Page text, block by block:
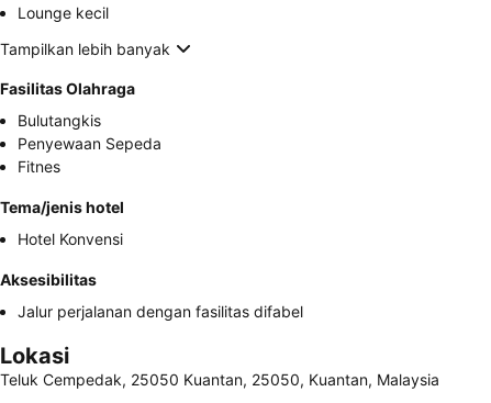
Lounge kecil
Tampilkan lebih banyak
Fasilitas Olahraga
Bulutangkis
Penyewaan Sepeda
Fitnes
Tema/jenis hotel
Hotel Konvensi
Aksesibilitas
Jalur perjalanan dengan fasilitas difabel
Lokasi
Teluk Cempedak, 25050 Kuantan, 25050, Kuantan, Malaysia